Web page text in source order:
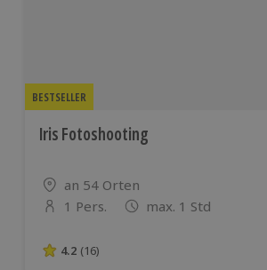
BESTSELLER
Iris Fotoshooting
Standort
an 54 Orten
Anzahl der Teilnehmer
1 Pers. max. 1 Std
4.2 von 5 Sternen basierend auf 16
4.2 (16)